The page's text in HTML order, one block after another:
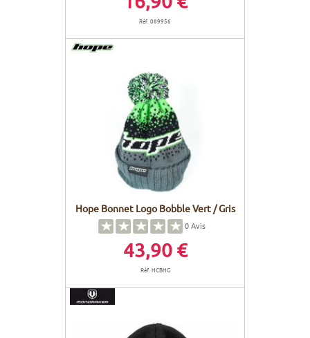
Réf. 089956
Hope Bonnet Logo Bobble Vert / Gris
0Avis
43,90 €
Réf. HCBHG